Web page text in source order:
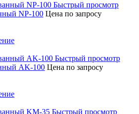
Быстрый просмотр
NP-100 Цена по запросу
Быстрый просмотр
AK-100 Цена по запросу
Быстрый просмотр